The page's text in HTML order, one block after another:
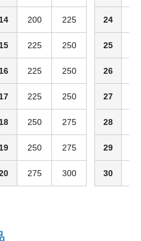
14 200 225
15 225 250
16 225 250
17 225 250
18 250 275
19 250 275
275 300
24
25
26
27
28
29
30